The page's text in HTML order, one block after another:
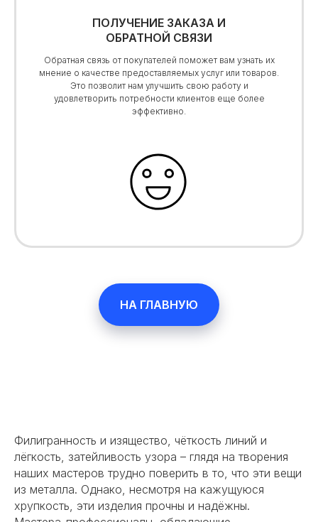
ПОЛУЧЕНИЕ ЗАКАЗА И
ОБРАТНОЙ СВЯЗИ
Обратная связь от покупателей поможет вам узнать их
мнение о качестве предоставляемых услуг или товаров.
Это позволит нам улучшить свою работу и
удовлетворить потребности клиентов еще более
эффективно.
НА ГЛАВНУЮ
Филигранность и изящество, чёткость линий и
лёгкость, затейливость узора – глядя на творения
наших мастеров трудно поверить в то, что эти вещи
из металла. Однако, несмотря на кажущуюся
хрупкость, эти изделия прочны и надёжны.